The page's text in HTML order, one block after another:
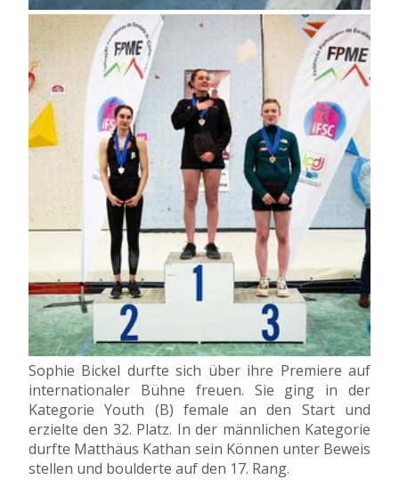
Sophie Bickel durfte sich über ihre Premiere auf
internationaler Bühne freuen. Sie ging in der
Kategorie Youth (B) female an den Start und
erzielte den 32. Platz. In der männlichen Kategorie
durfte Matthäus Kathan sein Können unter Beweis
stellen und boulderte auf den 17. Rang.